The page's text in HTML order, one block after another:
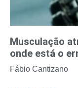
Musculação
onde está o
Fábio Cantizano